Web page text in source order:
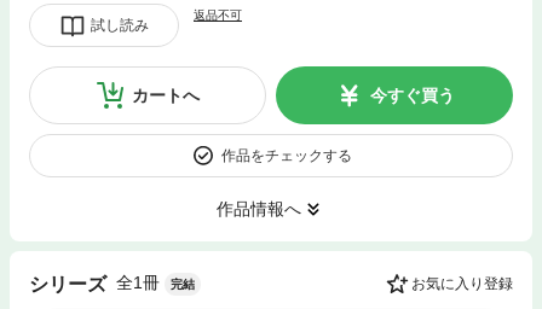
試し読み
返品不可
カートへ 今すぐ買う
作品をチェックする
作品情報へ
シリーズ 全1冊 完結 お気に入り登録